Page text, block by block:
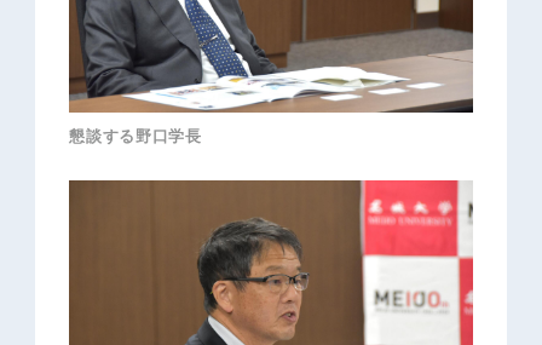
懇談する野口学長